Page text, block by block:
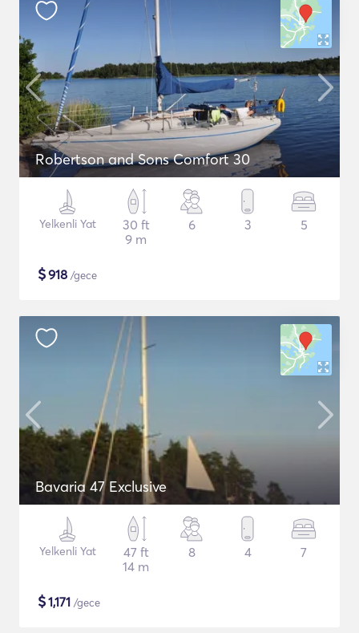
Robertson and Sons Comfort 30
Yelkenli Yat
30 ft
9 m
6 3 5
$918 /gece
Bavaria 47 Exclusive
Yelkenli Yat
47 ft
14 m
8 4 7
$1,171 /gece